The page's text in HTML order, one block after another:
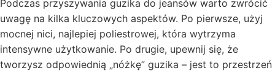
Podczas przyszywania guzika do jeansów warto zwrócić
uwagę na kilka kluczowych aspektów. Po pierwsze, użyj
mocnej nici, najlepiej poliestrowej, która wytrzyma
intensywne użytkowanie. Po drugie, upewnij się, że
tworzysz odpowiednią „nóżkę” guzika – jest to przestrzeń